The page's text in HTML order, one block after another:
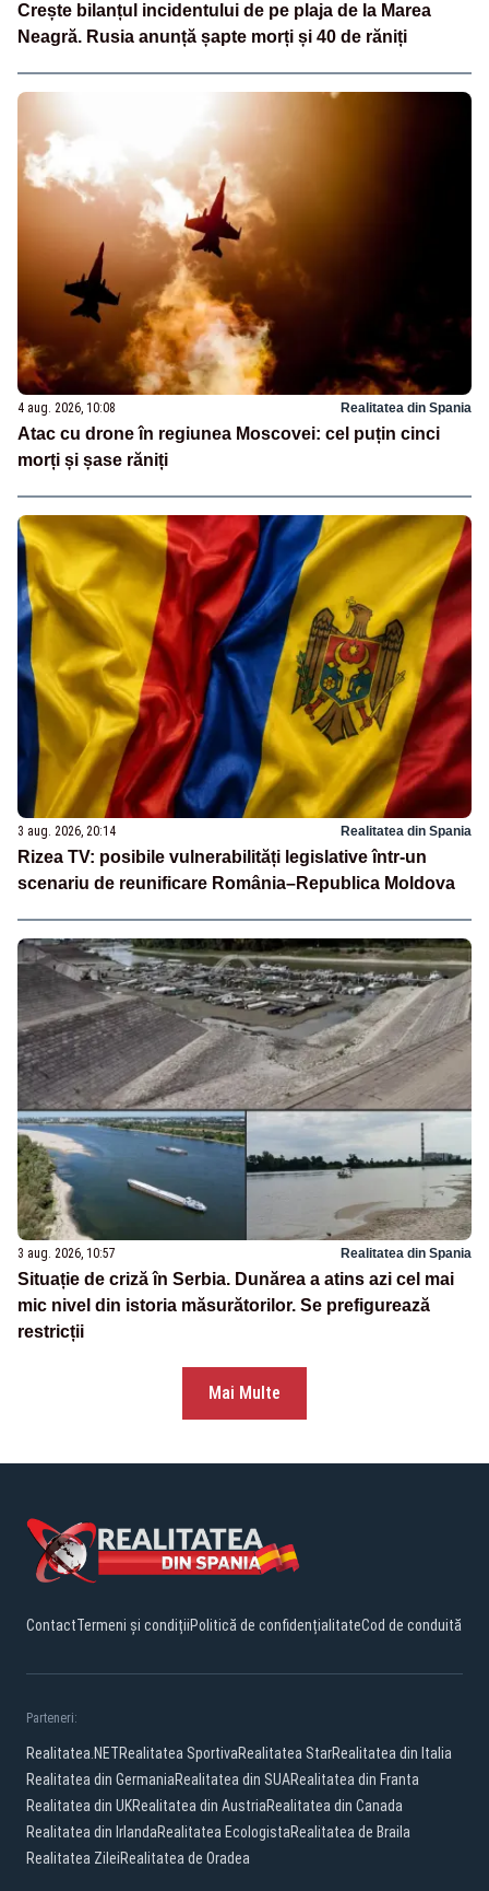
Crește bilanțul incidentului de pe plaja de la Marea
Neagră. Rusia anunță șapte morți și 40 de răniți
4 aug. 2026, 10:08 Realitatea din Spania
Atac cu drone în regiunea Moscovei: cel puțin cinci
morți și șase răniți
3 aug. 2026, 20:14 Realitatea din Spania
Rizea TV: posibile vulnerabilități legislative într-un
scenariu de reunificare România–Republica Moldova
3 aug. 2026, 10:57 Realitatea din Spania
Situație de criză în Serbia. Dunărea a atins azi cel mai
mic nivel din istoria măsurătorilor. Se prefigurează
restricții
Mai Multe
ContactTermeni și condițiiPolitică de confidențialitateCod de conduită
Parteneri:
Realitatea.NETRealitatea SportivaRealitatea StarRealitatea din Italia
Realitatea din GermaniaRealitatea din SUARealitatea din Franta
Realitatea din UKRealitatea din AustriaRealitatea din Canada
Realitatea din IrlandaRealitatea EcologistaRealitatea de Braila
Realitatea ZileiRealitatea de Oradea